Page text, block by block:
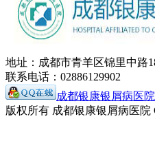
地址：成都市青羊区锦里中路
联系电话：02886129902
成都银康银屑病医院
版权所有 成都银康银屑病医院